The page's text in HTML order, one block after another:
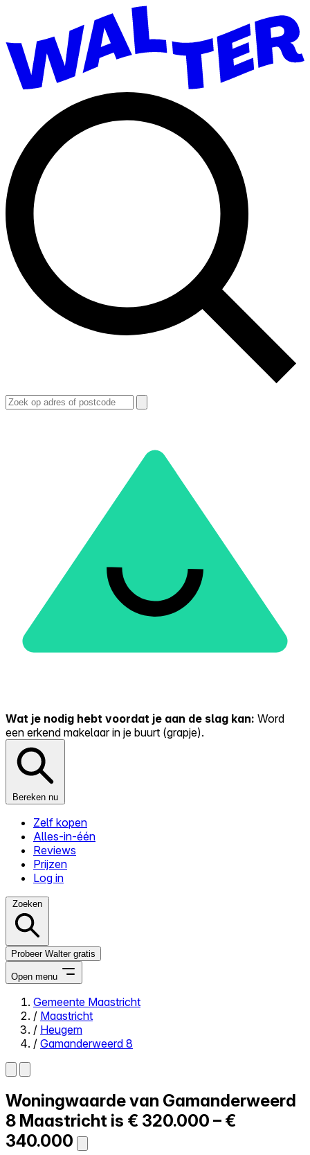
Wat je nodig hebt voordat je aan de slag kan: Word
een erkend makelaar in je buurt (grapje).
Bereken nu
Zelf kopen
Alles-in-één
Reviews
Prijzen
Log in
Zoeken
Probeer Walter gratis
Open menu
Close menu
Zelf kopen
Alles-in-één
Reviews
Prijzen
Gemeente Maastricht
/ Maastricht
/ Heugem
/ Gamanderweerd 8
Woningwaarde van Gamanderweerd
8 Maastricht is € 320.000 – €
340.000